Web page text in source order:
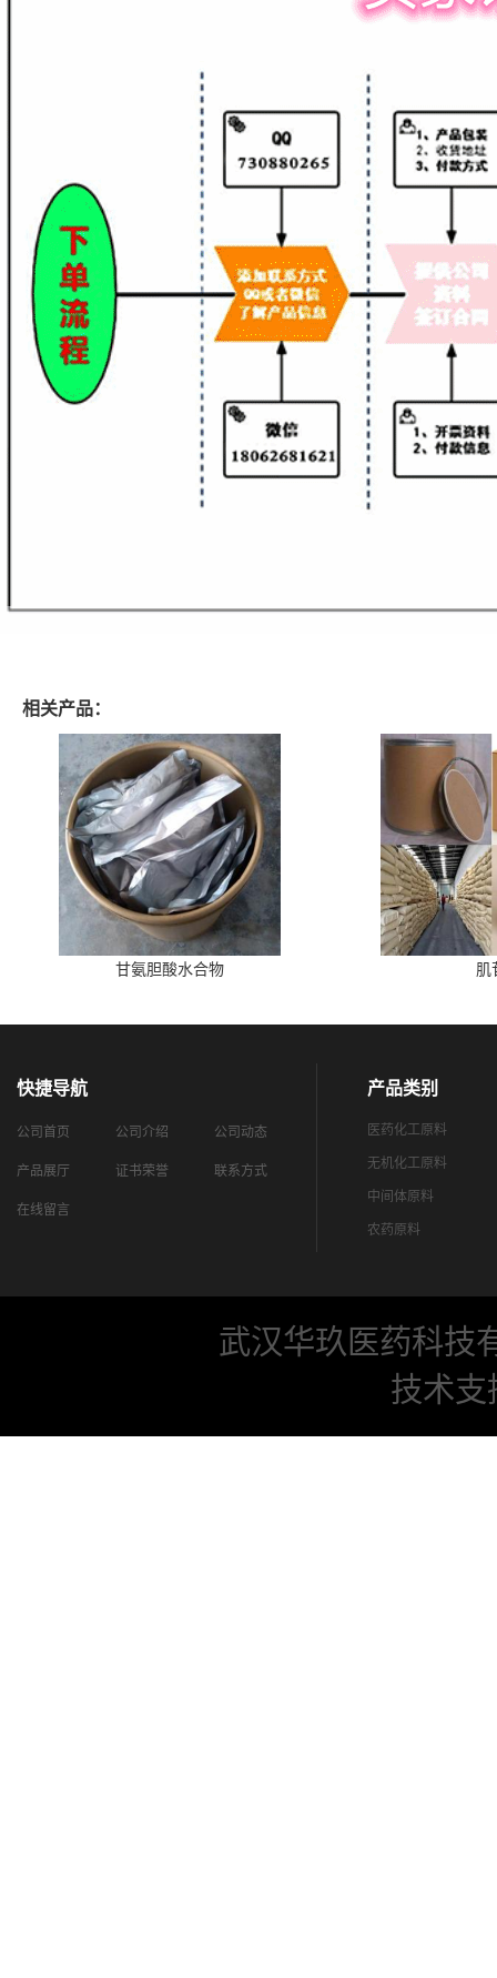
相关产品：
甘氨胆酸水合物 肌
快捷导航
公司首页 公司介绍 公司动态
产品展厅 证书荣誉 联系方式
在线留言
产品类别
医药化工原料
无机化工原料
中间体原料
农药原料
武汉华玖医药科技
技术